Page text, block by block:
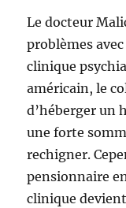
Le docteur
problèmes
clinique
américain, le
d’héberger un
une forte
rechigner.
pensionnaire
clinique